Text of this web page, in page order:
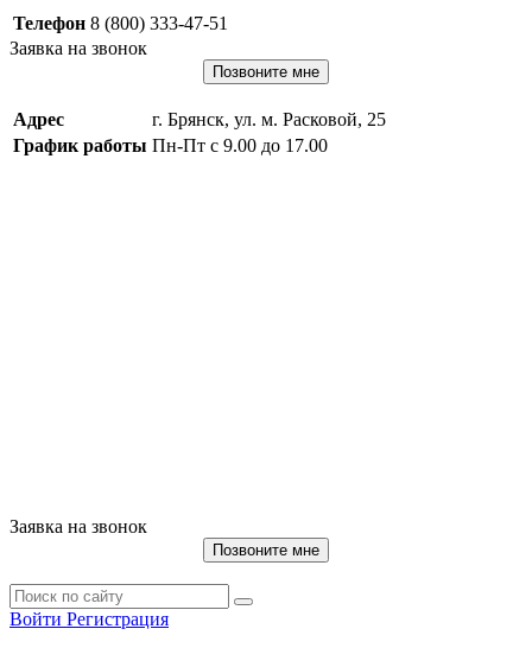
Телефон 8 (800) 333-47-51
Заявка на звонок
Позвоните мне
Адрес
г. Брянск, ул. м. Расковой, 25
График работы Пн-Пт с 9.00 до 17.00
Заявка на звонок
Позвоните мне
Войти Регистрация